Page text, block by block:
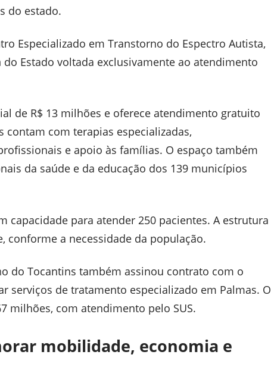
do estado.
Especializado em Transtorno do Espectro Autista,
Estado voltada exclusivamente ao atendimento
de R$ 13 milhões e oferece atendimento gratuito
contam com terapias especializadas,
e apoio às famílias. O espaço também
da saúde e da educação dos 139 municípios
capacidade para atender 250 pacientes. A estrutura
conforme a necessidade da população.
do Tocantins também assinou contrato com o
serviços de tratamento especializado em Palmas. O
milhões, com atendimento pelo SUS.
mobilidade, economia e